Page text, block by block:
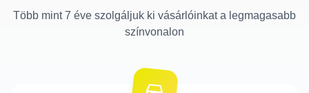
Több mint 7 éve szolgáljuk ki vásárlóinkat a legmagasabb
színvonalon